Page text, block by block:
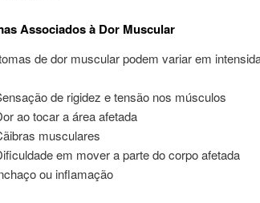
Associados à Dor Muscular
de dor muscular podem variar em
de rigidez e tensão nos músculos
ao tocar a área afetada
musculares
em mover a parte do corpo afetada
ou inflamação